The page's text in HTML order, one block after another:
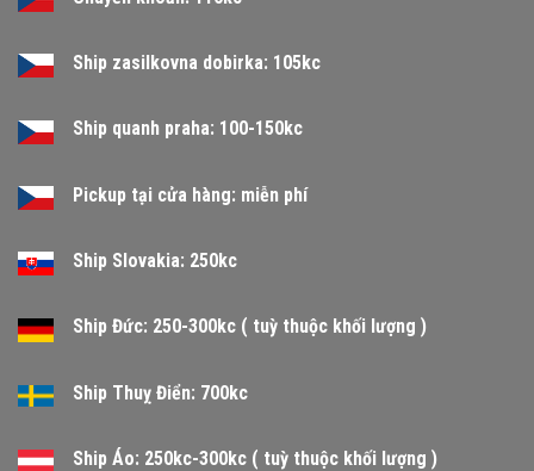
Ship zasilkovna dobirka: 105kc
Ship quanh praha: 100-150kc
Pickup tại cửa hàng: miễn phí
Ship Slovakia: 250kc
Ship Đức: 250-300kc ( tuỳ thuộc khối lượng )
Ship Thuỵ Điển: 700kc
Ship Áo: 250kc-300kc ( tuỳ thuộc khối lượng )